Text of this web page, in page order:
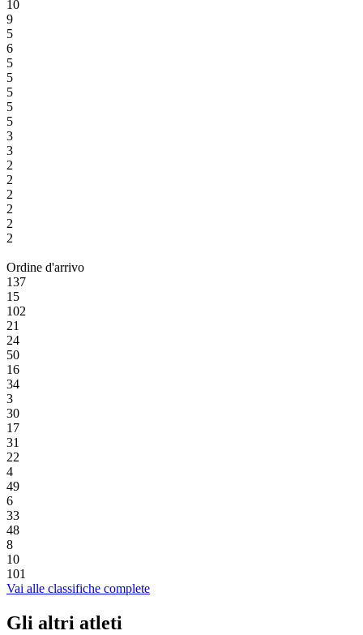
10
9
5
6
5
5
5
5
5
3
3
2
2
2
2
2
2
Ordine d'arrivo
137
15
102
21
24
50
16
34
3
30
17
31
22
4
49
6
33
48
8
10
101
Vai alle classifiche complete
Gli altri atleti